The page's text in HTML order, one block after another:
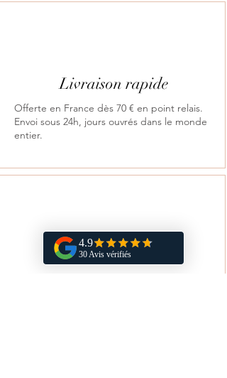
Livraison rapide
Offerte en France dès 70 € en point relais.
Envoi sous 24h, jours ouvrés dans le monde
entier.
Retours